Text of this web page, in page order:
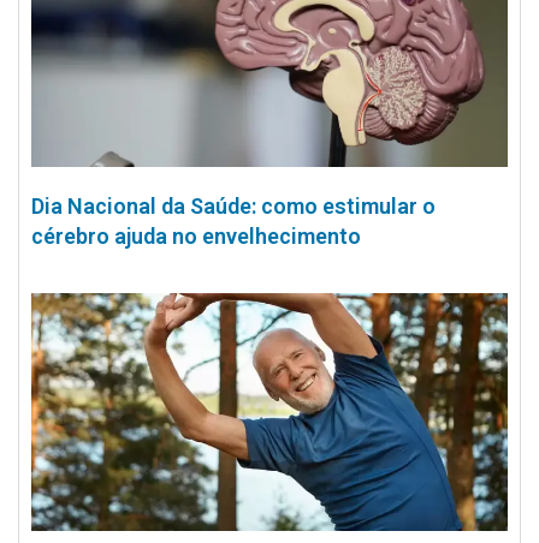
Dia Nacional da Saúde: como estimular o
cérebro ajuda no envelhecimento